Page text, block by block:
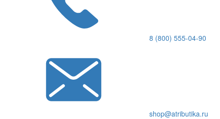
8 (800) 555-04-90
shop@atributika.ru